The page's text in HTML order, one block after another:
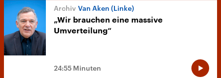
Van Aken (Linke)
„Wir brauchen eine massive
Umverteilung“
24:55 Minuten